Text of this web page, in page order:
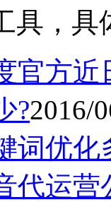
具，具
官方近
?2016/
词优化
代运营